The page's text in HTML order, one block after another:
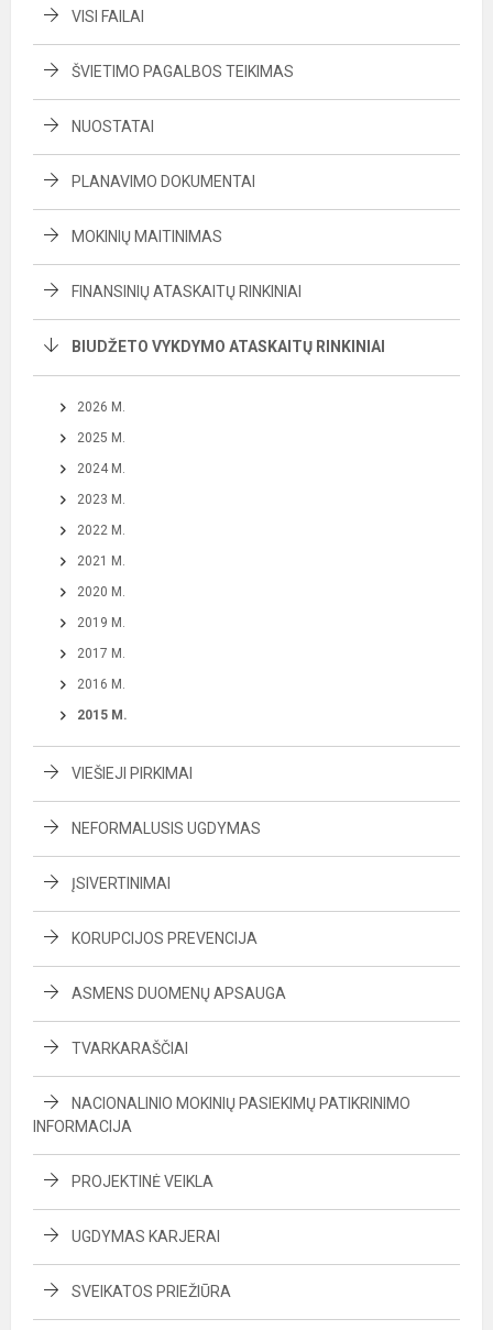
VISI FAILAI
ŠVIETIMO PAGALBOS TEIKIMAS
NUOSTATAI
PLANAVIMO DOKUMENTAI
MOKINIŲ MAITINIMAS
FINANSINIŲ ATASKAITŲ RINKINIAI
BIUDŽETO VYKDYMO ATASKAITŲ RINKINIAI
2026 M.
2025 M.
2024 M.
2023 M.
2022 M.
2021 M.
2020 M.
2019 M.
2017 M.
2016 M.
2015 M.
VIEŠIEJI PIRKIMAI
NEFORMALUSIS UGDYMAS
ĮSIVERTINIMAI
KORUPCIJOS PREVENCIJA
ASMENS DUOMENŲ APSAUGA
TVARKARAŠČIAI
NACIONALINIO MOKINIŲ PASIEKIMŲ PATIKRINIMO
INFORMACIJA
PROJEKTINĖ VEIKLA
UGDYMAS KARJERAI
SVEIKATOS PRIEŽIŪRA